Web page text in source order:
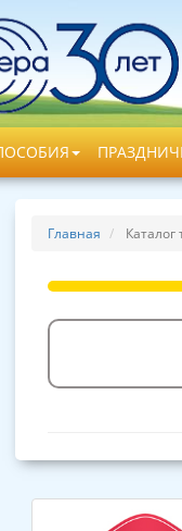
Главная Каталог